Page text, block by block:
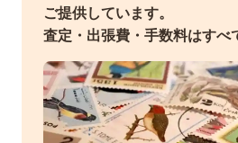
ご提供しています。
査定・出張費・手数料はすべ